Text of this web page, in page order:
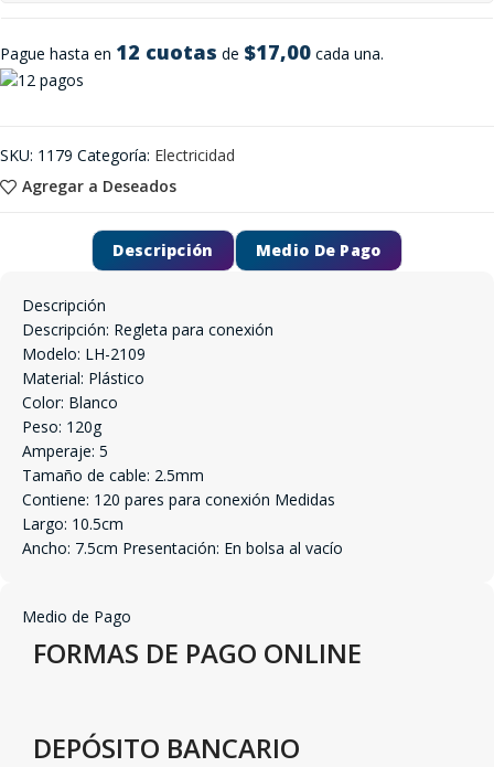
Pague hasta en 12 cuotas de $17,00 cada una.
Agregar a Deseados
SKU: 1179 Categoría: Electricidad
Descripción Medio De Pago
Descripción
Descripción: Regleta para conexión
Modelo: LH-2109
Material: Plástico
Color: Blanco
Peso: 120g
Amperaje: 5
Tamaño de cable: 2.5mm
Contiene: 120 pares para conexión Medidas
Largo: 10.5cm
Ancho: 7.5cm Presentación: En bolsa al vacío
Medio de Pago
FORMAS DE PAGO ONLINE
DEPÓSITO BANCARIO